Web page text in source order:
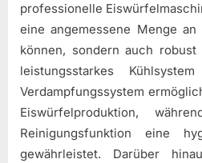
professionelle
eine angemessene Menge
können, sondern auch
leistungsstarkes
Verdampfungssystem
Eiswürfelproduktion,
Reinigungsfunktion eine
gewährleistet. Darüber